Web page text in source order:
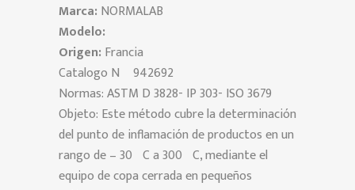
Marca: NORMALAB
Modelo:
Origen: Francia
Catalogo Nº 942692
Normas: ASTM D 3828- IP 303- ISO 3679
Objeto: Este método cubre la determinación
del punto de inflamación de productos en un
rango de – 30ºC a 300ºC, mediante el
equipo de copa cerrada en pequeños